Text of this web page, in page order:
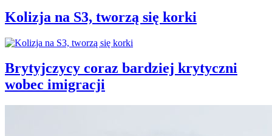
Kolizja na S3, tworzą się korki
Brytyjczycy coraz bardziej krytyczni
wobec imigracji